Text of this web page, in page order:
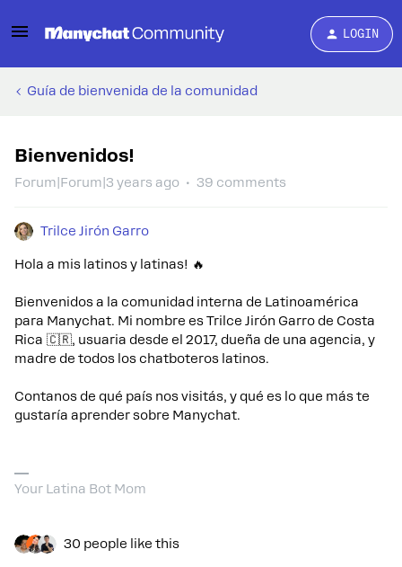
LOGIN
Guía de bienvenida de la comunidad
Bienvenidos!
Forum|Forum|3 years ago 39 comments
Trilce Jirón Garro
Hola a mis latinos y latinas! 🔥
Bienvenidos a la comunidad interna de Latinoamérica
para Manychat. Mi nombre es Trilce Jirón Garro de Costa
Rica 🇨🇷, usuaria desde el 2017, dueña de una agencia, y
madre de todos los chatboteros latinos.
Contanos de qué país nos visitás, y qué es lo que más te
gustaría aprender sobre Manychat.
Your Latina Bot Mom
30 people like this